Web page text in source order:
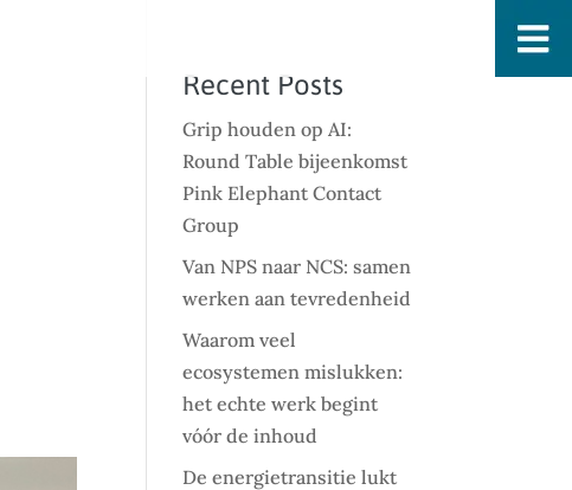
Recent Posts
Grip houden op AI:
Round Table bijeenkomst
Pink Elephant Contact
Group
Van NPS naar NCS: samen
werken aan tevredenheid
Waarom veel
ecosystemen mislukken:
het echte werk begint
vóór de inhoud
De energietransitie lukt